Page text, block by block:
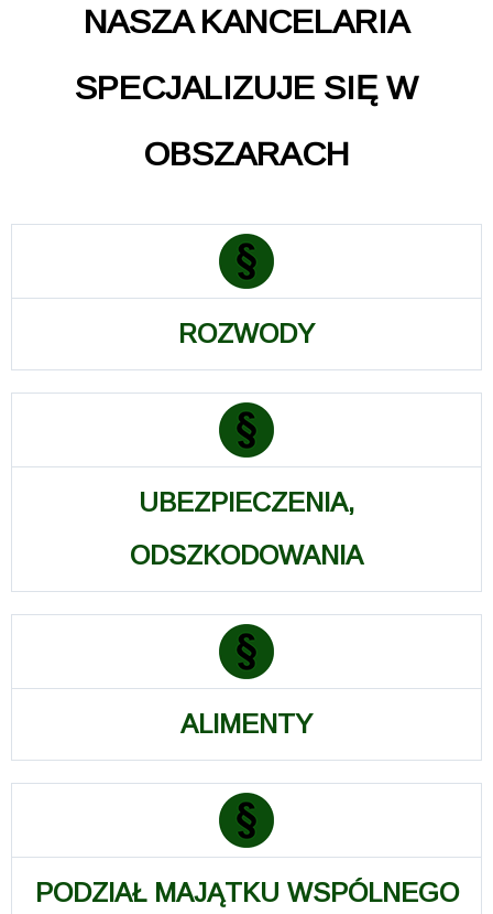
NASZA KANCELARIA
SPECJALIZUJE SIĘ W
OBSZARACH
ROZWODY
UBEZPIECZENIA,
ODSZKODOWANIA
ALIMENTY
PODZIAŁ MAJĄTKU WSPÓLNEGO